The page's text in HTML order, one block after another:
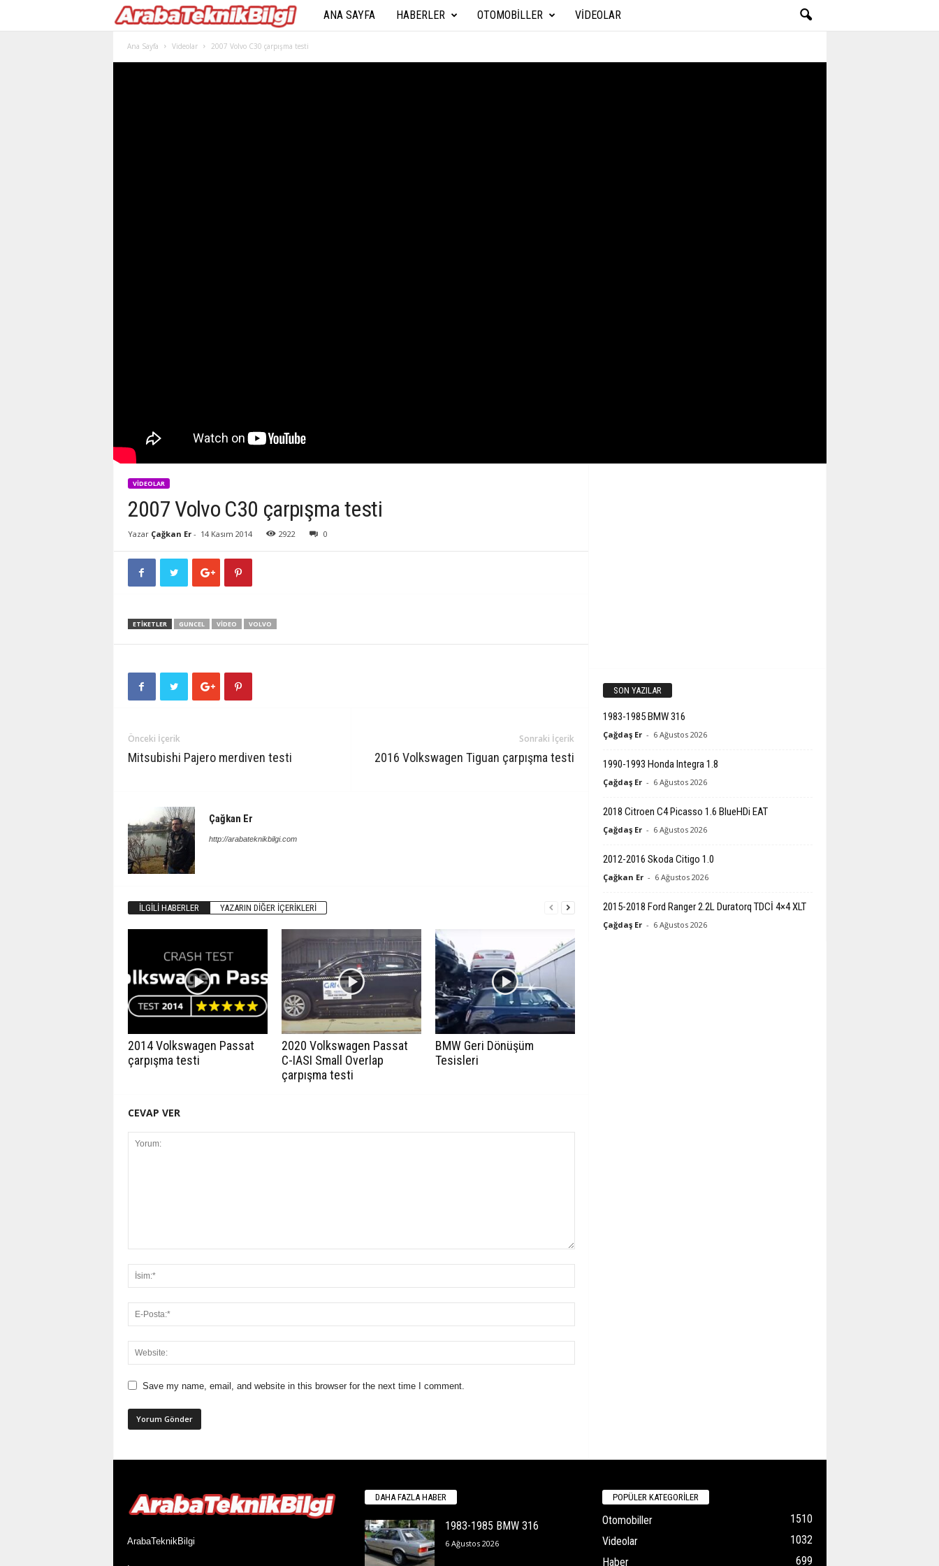
ANA SAYFA HABERLER OTOMOBILLER VIDEOLAR
Ana Sayfa Videolar 2007 Volvo C30 çarpışma testi
VIDEOLAR
2007 Volvo C30 çarpışma testi
Yazar Çağkan Er- 14 Kasım 2014 2922 0
ETIKETLER GUNCEL VIDEO VOLVO
Önceki İçerik
Mitsubishi Pajero merdiven testi
Sonraki İçerik
2016 Volkswagen Tiguan çarpışma testi
Çağkan Er
http://arabateknikbilgi.com
İLGILI HABERLER YAZARIN DIĞER İÇERIKLERI
2014 Volkswagen Passat
çarpışma testi
2020 Volkswagen Passat
C-IASI Small Overlap
çarpışma testi
BMW Geri Dönüşüm
Tesisleri
CEVAP VER
Save my name, email, and website in this browser for the next time I comment.
SON YAZILAR
1983-1985 BMW 316
Çağdaş Er - 6 Ağustos 2026
1990-1993 Honda Integra 1.8
Çağdaş Er - 6 Ağustos 2026
2018 Citroen C4 Picasso 1.6 BlueHDi EAT
Çağdaş Er - 6 Ağustos 2026
2012-2016 Skoda Citigo 1.0
Çağkan Er - 6 Ağustos 2026
2015-2018 Ford Ranger 2.2L Duratorq TDCİ 4×4 XLT
Çağdaş Er - 6 Ağustos 2026
ArabaTeknikBilgi
DAHA FAZLA HABER
1983-1985 BMW 316
6 Ağustos 2026
POPÜLER KATEGORİLER
Otomobiller
1510
Videolar
1032
Haber
699